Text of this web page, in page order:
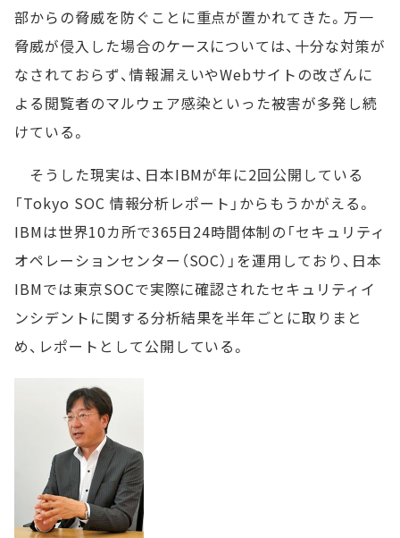
部からの脅威を防ぐことに重点が置かれてきた。万一
脅威が侵入した場合のケースについては、十分な対策が
なされておらず、情報漏えいやWebサイトの改ざんに
よる閲覧者のマルウェア感染といった被害が多発し続
けている。
そうした現実は、日本IBMが年に2回公開している
「Tokyo SOC 情報分析レポート」からもうかがえる。
IBMは世界10カ所で365日24時間体制の「セキュリティ
オペレーションセンター（SOC）」を運用しており、日本
IBMでは東京SOCで実際に確認されたセキュリティイ
ンシデントに関する分析結果を半年ごとに取りまと
め、レポートとして公開している。